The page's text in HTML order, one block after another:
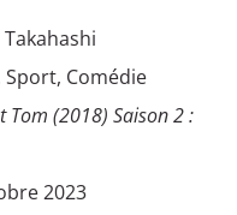
Sport, Comédie
Tom (2018) Saison 2 :
2023